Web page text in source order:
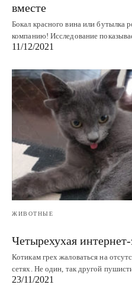
вместе
Бокал красного вина или бутылка
компанию! Исследование
11/12/2021
ЖИВОТНЫЕ
Четырехухая интернет-
Котикам грех жаловаться на
сетях. Не один, так другой
23/11/2021